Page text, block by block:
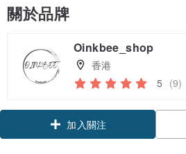
關於品牌
Oinkbee_shop
香港
5 (9)
加入關注